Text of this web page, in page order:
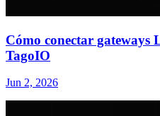
Cómo conectar
TagoIO
Jun 2, 2026